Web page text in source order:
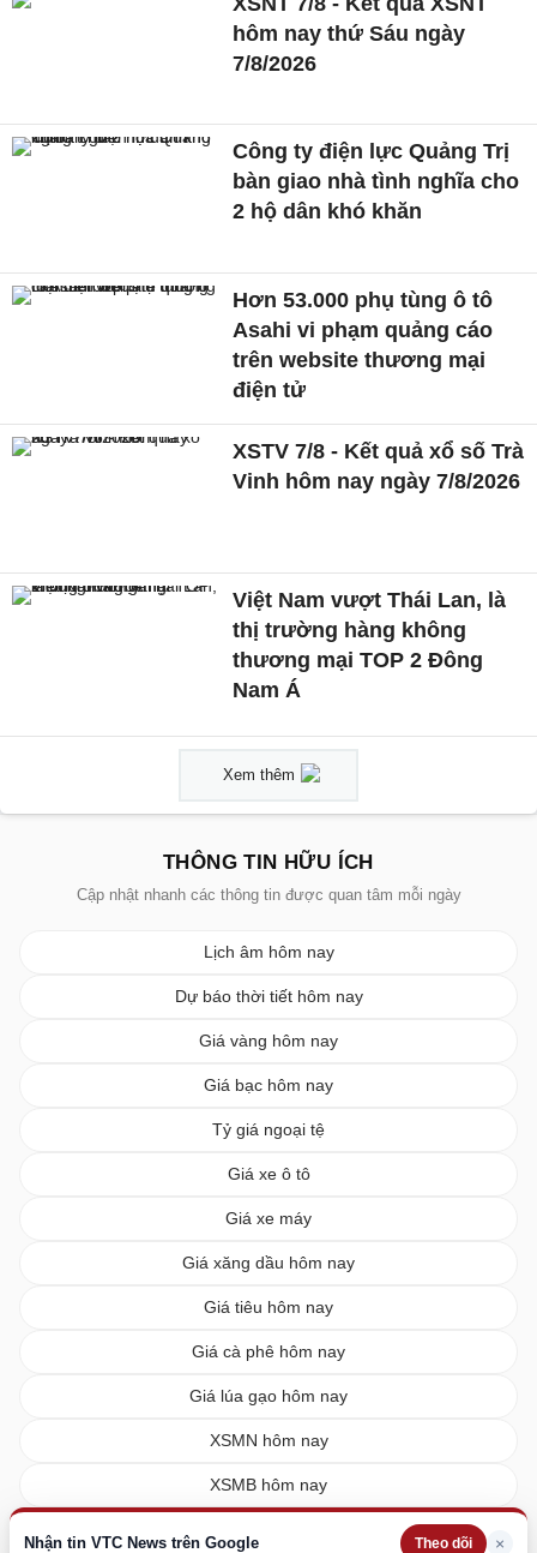
Nhận tin VTC News trên Google Theo dõi ×
hôm nay thứ Sáu ngày
7/8/2026
Công ty điện lực Quảng Trị
bàn giao nhà tình nghĩa cho
2 hộ dân khó khăn
Hơn 53.000 phụ tùng ô tô
Asahi vi phạm quảng cáo
trên website thương mại
điện tử
XSTV 7/8 - Kết quả xổ số Trà
Vinh hôm nay ngày 7/8/2026
Việt Nam vượt Thái Lan, là
thị trường hàng không
thương mại TOP 2 Đông
Nam Á
Xem thêm
THÔNG TIN HỮU ÍCH
Cập nhật nhanh các thông tin được quan tâm mỗi ngày
Lịch âm hôm nay
Dự báo thời tiết hôm nay
Giá vàng hôm nay
Giá bạc hôm nay
Tỷ giá ngoại tệ
Giá xe ô tô
Giá xe máy
Giá xăng dầu hôm nay
Giá tiêu hôm nay
Giá cà phê hôm nay
Giá lúa gạo hôm nay
XSMN hôm nay
XSMB hôm nay